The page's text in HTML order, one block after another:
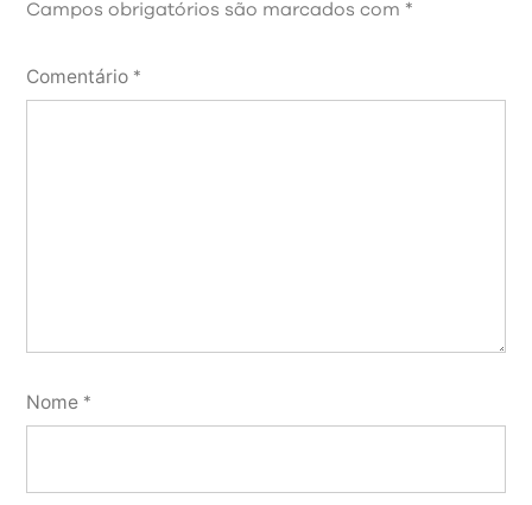
Campos obrigatórios são marcados com *
Comentário *
Nome *